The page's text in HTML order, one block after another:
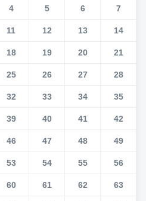
4 5 6 7
11 12 13 14
18 19 20 21
25 26 27 28
32 33 34 35
39 40 41 42
46 47 48 49
53 54 55 56
60 61 62 63